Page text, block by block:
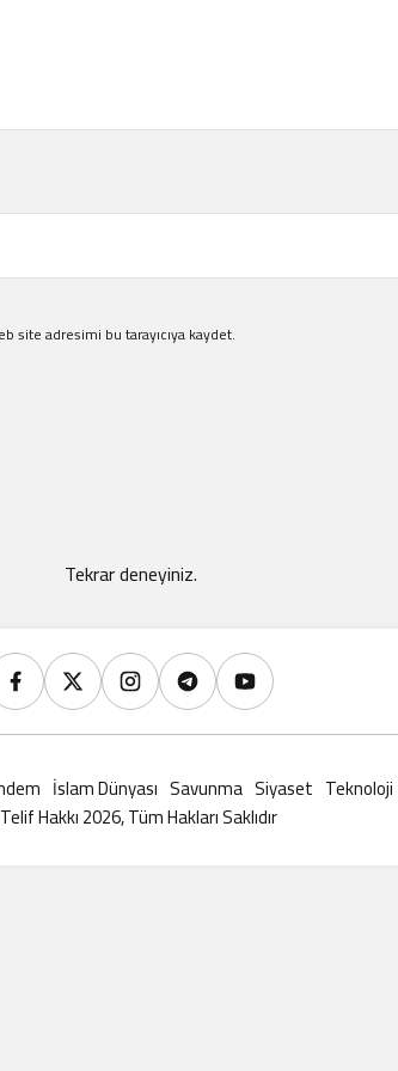
site adresimi bu tarayıcıya kaydet.
Tekrar deneyiniz.
İslam Dünyası Savunma Siyaset Teknoloji
Hakkı 2026, Tüm Hakları Saklıdır